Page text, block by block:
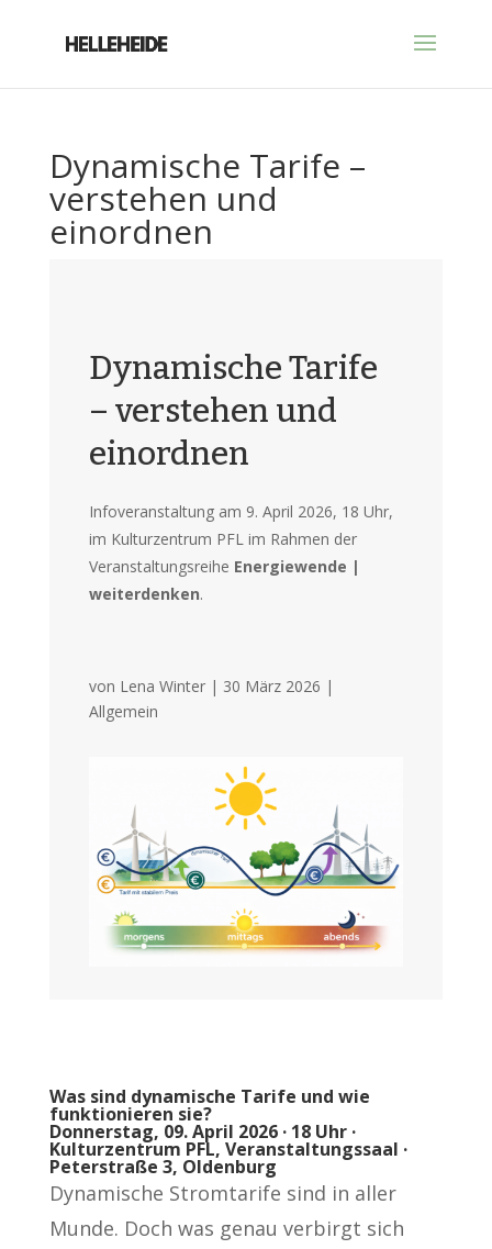
Dynamische Tarife –
verstehen und
einordnen
Dynamische Tarife
– verstehen und
einordnen
Infoveranstaltung am 9. April 2026, 18 Uhr,
im Kulturzentrum PFL im Rahmen der
Veranstaltungsreihe Energiewende |
weiterdenken.
von Lena Winter| 30 März 2026 |
Allgemein
Was sind dynamische Tarife und wie
funktionieren sie?
Donnerstag, 09. April 2026 · 18 Uhr ·
Kulturzentrum PFL, Veranstaltungssaal ·
Peterstraße 3, Oldenburg
Dynamische Stromtarife sind in aller
Munde. Doch was genau verbirgt sich